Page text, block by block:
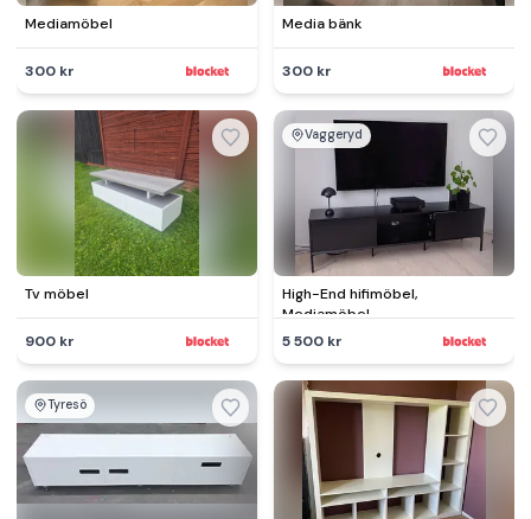
Mediamöbel
300 kr
Media bänk
300 kr
Tv möbel
900 kr
Vaggeryd
High-End hifimöbel,
Mediamöbel,
5 500 kr
Tyresö